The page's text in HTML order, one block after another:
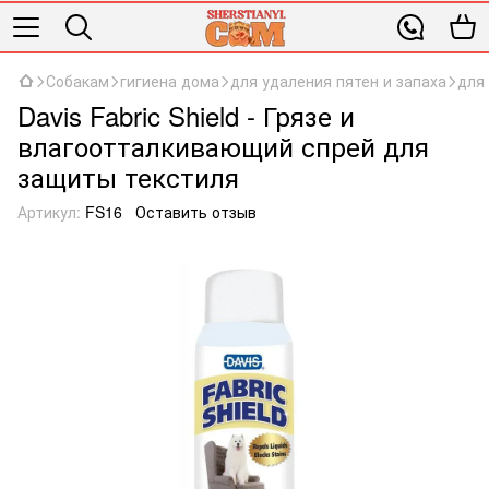
Собакам гигиена дома для удаления пятен и запаха для
Davis Fabric Shield - Грязе и
влагоотталкивающий спрей для
защиты текстиля
Артикул: FS16 Оставить отзыв